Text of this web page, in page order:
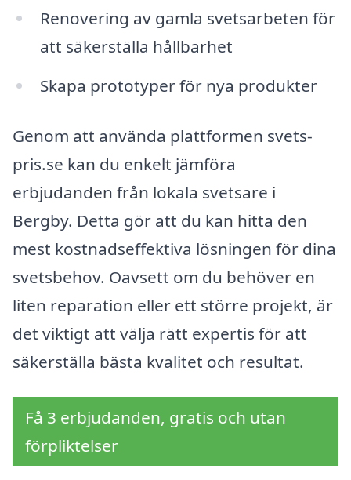
Renovering av gamla svetsarbeten för
att säkerställa hållbarhet
Skapa prototyper för nya produkter
Genom att använda plattformen svets-
pris.se kan du enkelt jämföra
erbjudanden från lokala svetsare i
Bergby. Detta gör att du kan hitta den
mest kostnadseffektiva lösningen för dina
svetsbehov. Oavsett om du behöver en
liten reparation eller ett större projekt, är
det viktigt att välja rätt expertis för att
säkerställa bästa kvalitet och resultat.
Få 3 erbjudanden, gratis och utan
förpliktelser